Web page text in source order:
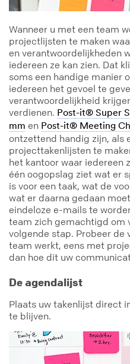
Wanneer u met een team
projectlijsten te maken
en verantwoordelijkheden
iedereen ze kan zien. Dat
soms een handige manier
iedereen het gevoel te
verantwoordelijkheid
verdienen. Post-it® Super
mm en Post-it® Meeting
ontzettend handig zijn, als
projecttakenlijsten te
het kantoor waar iedereen
één oogopslag ziet wat er
is voor een taak, wat de
wat er daarna gedaan
eindeloze e-mails te
team zich gemachtigd om
volgende stap. Probeer de
team werkt, eens met
dan hoe dit uw
De agendalijst
Plaats uw takenlijst direct
te blijven.